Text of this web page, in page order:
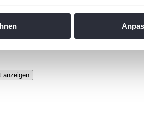
um Inhalte und Anzeigen zu
Website zu analysieren.
Daten zusammen, die Sie
anzeigen